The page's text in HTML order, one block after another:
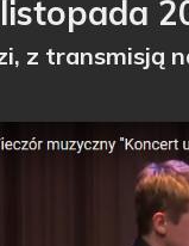
z transmisją